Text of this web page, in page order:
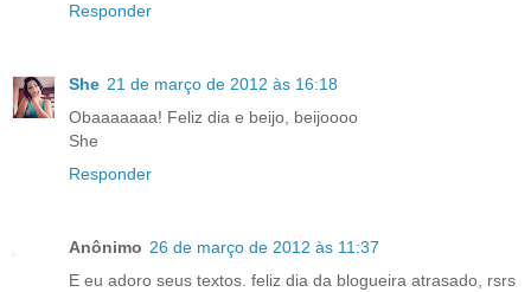
Responder
She 21 de março de 2012 às 16:18
Obaaaaaaa! Feliz dia e beijo, beijoooo
She
Responder
Anônimo 26 de março de 2012 às 11:37
E eu adoro seus textos. feliz dia da blogueira atrasado, rsrs